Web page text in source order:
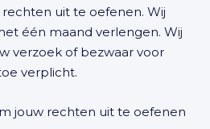
uit te oefenen. Wij
één maand verlengen. Wij
verzoek of bezwaar voor
verplicht.
jouw rechten uit te oefenen